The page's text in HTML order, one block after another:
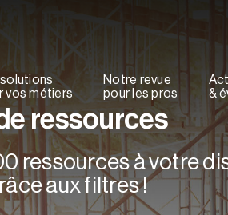
solutions
vos métiers
Notre revue
pour les pros
&
ressources
ressources à votre
aux filtres !